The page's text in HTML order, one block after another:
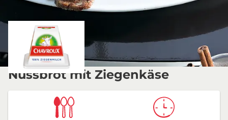
Nussbrot mit Ziegenkäse